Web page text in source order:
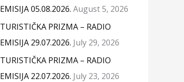
EMISIJA 05.08.2026. August 5, 2026
TURISTIČKA PRIZMA – RADIO
EMISIJA 29.07.2026. July 29, 2026
TURISTIČKA PRIZMA – RADIO
EMISIJA 22.07.2026. July 23, 2026